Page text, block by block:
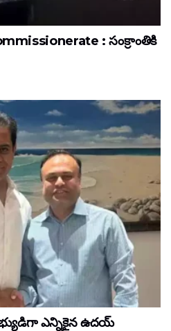
: సంక్రాంతికి
ఎన్నికైన ఉదయ్